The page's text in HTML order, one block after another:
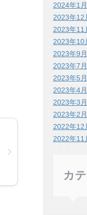
2024年1月
2023年12
2023年11
2023年10
2023年9月
2023年7月
2023年5月
2023年4月
2023年3月
2023年2月
2022年12
2022年11
カ